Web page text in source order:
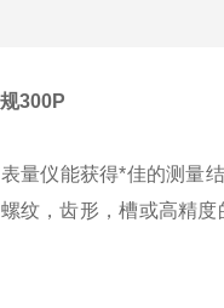
300P
量仪能获得*佳的测量
纹，齿形，槽或高精